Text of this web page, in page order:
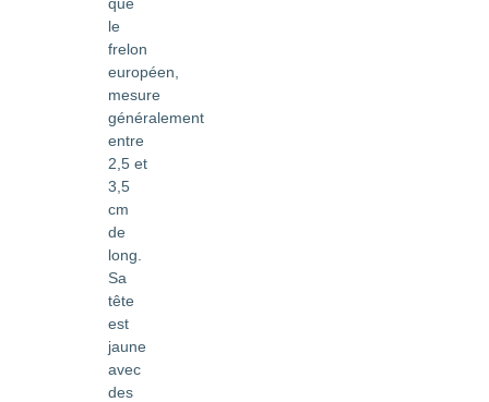
le
frelon
européen,
mesure
généralement
entre
2,5 et
3,5
cm
de
long.
Sa
tête
est
jaune
avec
des